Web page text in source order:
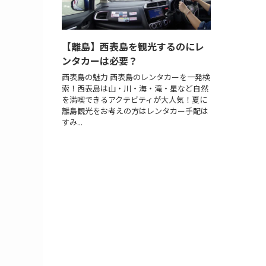
【離島】西表島を観光するのにレ
ンタカーは必要？
西表島の魅力 西表島のレンタカーを一発検
索！西表島は山・川・海・滝・星など自然
を満喫できるアクテビティが大人気！夏に
離島観光をお考えの方はレンタカー手配は
すみ...